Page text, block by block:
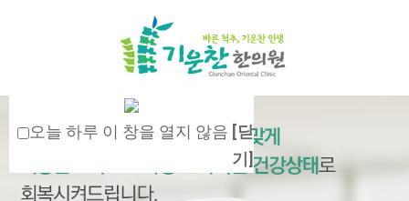
오늘 하루 이 창을 열지 않음
[닫
기]